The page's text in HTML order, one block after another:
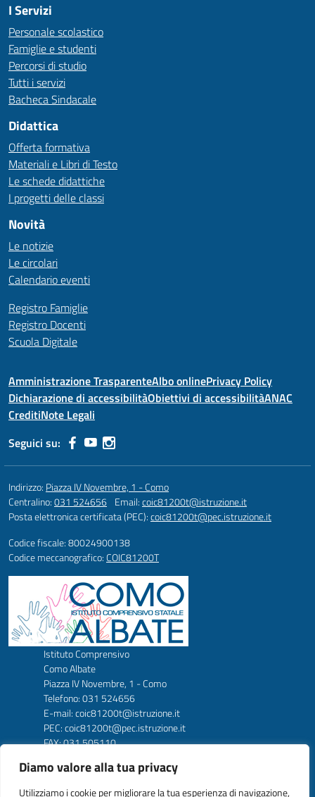
Diamo valore alla tua privacy
Utilizziamo i cookie per migliorare la tua esperienza di navigazione,
I Servizi
Personale scolastico
Famiglie e studenti
Percorsi di studio
Tutti i servizi
Bacheca Sindacale
Didattica
Offerta formativa
Materiali e Libri di Testo
Le schede didattiche
I progetti delle classi
Novità
Le notizie
Le circolari
Calendario eventi
Registro Famiglie
Registro Docenti
Scuola Digitale
Amministrazione TrasparenteAlbo onlinePrivacy Policy
Dichiarazione di accessibilitàObiettivi di accessibilitàANAC
CreditiNote Legali
Seguici su:
Indirizzo: Piazza IV Novembre, 1 - Como
Centralino:031 524656 Email:coic81200t@istruzione.it
Posta elettronica certificata (PEC):coic81200t@pec.istruzione.it
Codice fiscale: 80024900138
Codice meccanografico:COIC81200T
Istituto Comprensivo
Como Albate
Piazza IV Novembre, 1 - Como
Telefono: 031 524656
E-mail: coic81200t@istruzione.it
PEC: coic81200t@pec.istruzione.it
FAX: 031 505110
Codice Fiscale: 80024900138
Codice amm. UFW1C2